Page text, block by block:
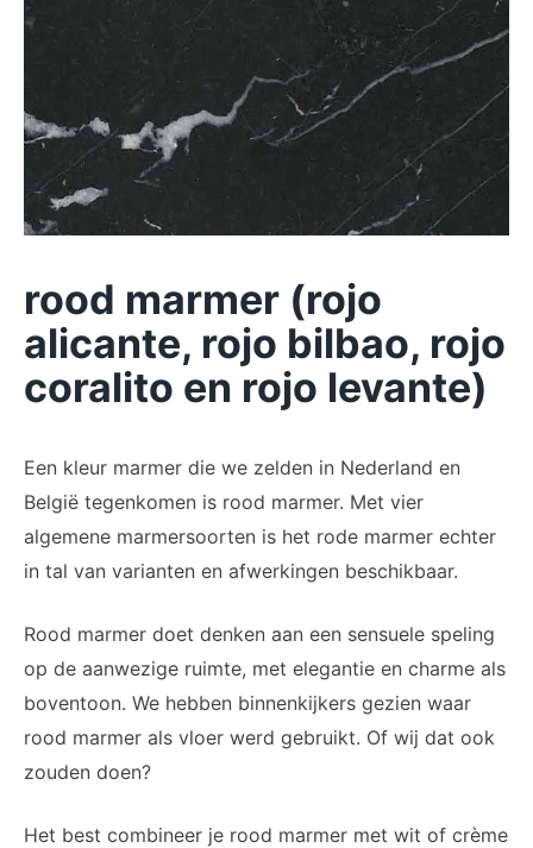
rood marmer (rojo
alicante, rojo bilbao, rojo
coralito en rojo levante)
Een kleur marmer die we zelden in Nederland en
België tegenkomen is rood marmer. Met vier
algemene marmersoorten is het rode marmer echter
in tal van varianten en afwerkingen beschikbaar.
Rood marmer doet denken aan een sensuele speling
op de aanwezige ruimte, met elegantie en charme als
boventoon. We hebben binnenkijkers gezien waar
rood marmer als vloer werd gebruikt. Of wij dat ook
zouden doen?
Het best combineer je rood marmer met wit of crème